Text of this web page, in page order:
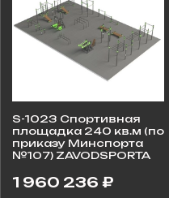
S-1023 Спортивная
площадка 240 кв.м (по
приказу Минспорта
№107) ZAVODSPORTA
1 960 236 ₽